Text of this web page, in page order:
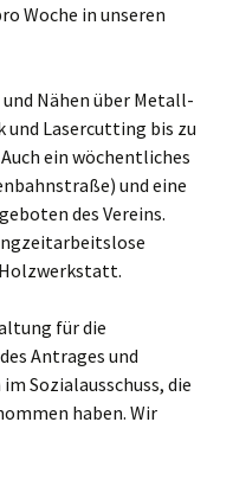
Woche in unseren
Nähen über Metall-
und Lasercutting bis zu
ein wöchentliches
und eine
des Vereins.
Holzwerkstatt.
für die
Antrages und
Sozialausschuss, die
haben. Wir